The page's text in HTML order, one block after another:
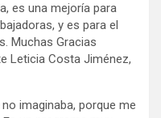
es una mejoría para
y es para el
Muchas Gracias
Leticia Costa Jiménez,
imaginaba, porque me